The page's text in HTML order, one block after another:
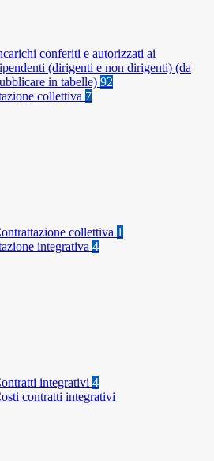
conferiti e autorizzati ai
(dirigenti e non dirigenti) (da
in tabelle) 92
collettiva 7
collettiva 1
integrativa 4
integrativi 4
contratti integrativi